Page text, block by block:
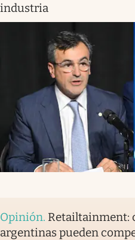
industria
Opinión. Retailtainment:
argentinas pueden